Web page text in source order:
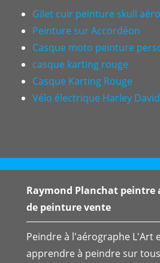
Gilet cuir peinture skull
Peinture sur Accordéon
Casque moto peinture
casque karting rouge
Casque Karting Rouge
Vélo électrique Harley
Raymond Planchat peintre
de peinture vente
Peindre à l'aérographe L'Art
apprendre à peindre sur